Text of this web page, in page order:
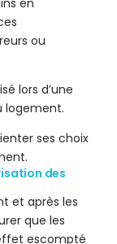
en
ou
lors d’une
logement.
ses choix
des
et après les
que les
escompté